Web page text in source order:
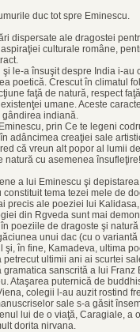
duc tot spre Eminescu.
dispersate ale dragostei
culturale române,
le-a însuşit despre India i-au
poetică. Crescut în climatul
faţă de natură, respect
umane. Aceste
gândirea indiană.
prin Ce te legeni
adâncimea creaţiei sale
că vreun alt popor al lumii
natură cu asemenea însufleţire!
a lui Eminescu şi
tema tezei mele de
precis ale poeziei lui
din Rgveda sunt mai
poeziile de dragoste şi
unui dac (cu o
şi, în fine, Kamadeva, ultima
ultimii ani ai scurtei
sanscrită a lui Franz
Ataşarea puternică de
colegii l-au auzit rostind
sale s-a găsit
lui de o viaţă, Caragiale, a
dorita nirvana.